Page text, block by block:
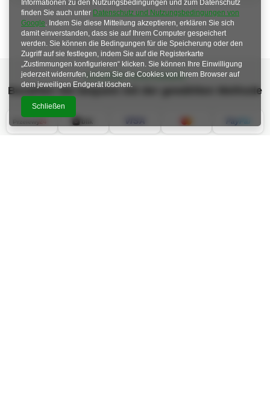
SICHERE ZAHLUNGEN
Bezahlen Sie bequem mit der gewählten Methode
PayPal
Informationen zu den Nutzungsbedingungen und zum Datenschutz
finden Sie auch unter Datenschutz und Nutzungsbedingungen von
Google. Indem Sie diese Mitteilung akzeptieren, erklären Sie sich
damit einverstanden, dass sie auf Ihrem Computer gespeichert
werden. Sie können die Bedingungen für die Speicherung oder den
Zugriff auf sie festlegen, indem Sie auf die Registerkarte
„Zustimmungen konfigurieren“ klicken. Sie können Ihre Einwilligung
jederzeit widerrufen, indem Sie die Cookies von Ihrem Browser auf
dem jeweiligen Endgerät löschen.
Schließen